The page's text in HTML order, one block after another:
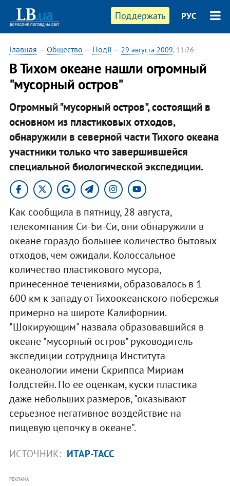
Поддержать РУС
Главная — Общество — Події— 29 августа 2009, 11:26
В Тихом океане нашли огромный
"мусорный остров"
Огромный "мусорный остров", состоящий в
основном из пластиковых отходов,
обнаружили в северной части Тихого океана
участники только что завершившейся
специальной биологической экспедиции.
Как сообщила в пятницу, 28 августа,
телекомпания Си-Би-Си, они обнаружили в
океане гораздо большее количество бытовых
отходов, чем ожидали. Колоссальное
количество пластикового мусора,
принесенное течениями, образовалось в 1
600 км к западу от Тихоокеанского побережья
примерно на широте Калифорнии.
"Шокирующим" назвала образовавшийся в
океане "мусорный остров" руководитель
экспедиции сотрудница Института
океанологии имени Скриппса Мириам
Голдстейн. По ее оценкам, куски пластика
даже небольших размеров, "оказывают
серьезное негативное воздействие на
пищевую цепочку в океане".
ИСТОЧНИК: ИТАР-ТАСС
РЕКЛАМА